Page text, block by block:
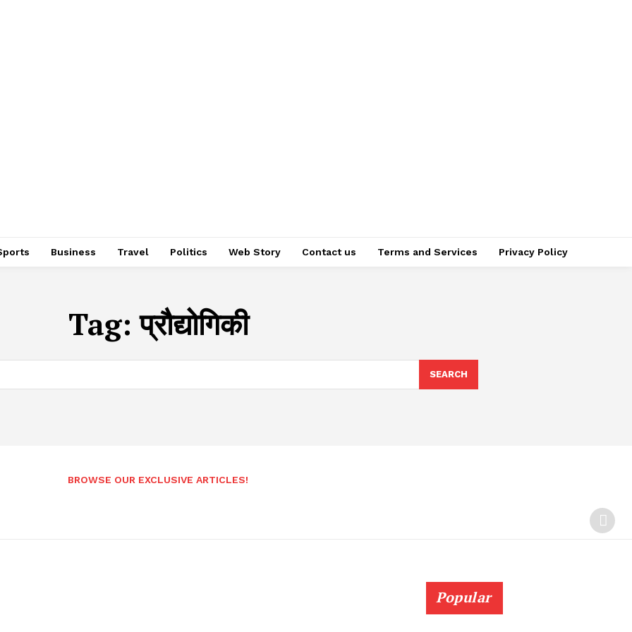
Business Travel Politics Web Story Contact us Terms and Services Privacy Policy
Tag:प्रौद्योगिकी
SEARCH
BROWSE OUR EXCLUSIVE ARTICLES!
Popular